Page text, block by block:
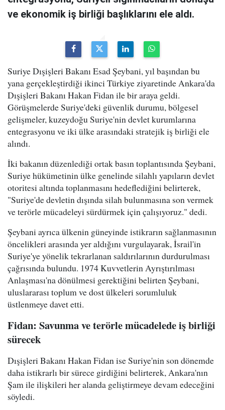
ve ekonomik iş birliği başlıklarını ele aldı.
Suriye Dışişleri Bakanı Esad Şeybani, yıl başından bu
yana gerçekleştirdiği ikinci Türkiye ziyaretinde Ankara'da
Dışişleri Bakanı Hakan Fidan ile bir araya geldi.
Görüşmelerde Suriye'deki güvenlik durumu, bölgesel
gelişmeler, kuzeydoğu Suriye'nin devlet kurumlarına
entegrasyonu ve iki ülke arasındaki stratejik iş birliği ele
alındı.
İki bakanın düzenlediği ortak basın toplantısında Şeybani,
Suriye hükümetinin ülke genelinde silahlı yapıların devlet
otoritesi altında toplanmasını hedeflediğini belirterek,
"Suriye'de devletin dışında silah bulunmasına son vermek
ve terörle mücadeleyi sürdürmek için çalışıyoruz." dedi.
Şeybani ayrıca ülkenin güneyinde istikrarın sağlanmasının
öncelikleri arasında yer aldığını vurgulayarak, İsrail'in
Suriye'ye yönelik tekrarlanan saldırılarının durdurulması
çağrısında bulundu. 1974 Kuvvetlerin Ayrıştırılması
Anlaşması'na dönülmesi gerektiğini belirten Şeybani,
uluslararası toplum ve dost ülkeleri sorumluluk
üstlenmeye davet etti.
Fidan: Savunma ve terörle mücadelede iş birliği
sürecek
Dışişleri Bakanı Hakan Fidan ise Suriye'nin son dönemde
daha istikrarlı bir sürece girdiğini belirterek, Ankara'nın
Şam ile ilişkileri her alanda geliştirmeye devam edeceğini
söyledi.